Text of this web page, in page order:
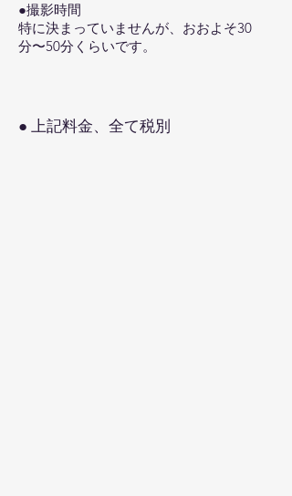
●撮影時間
​特に決まっていませんが、おおよそ30
分〜50分くらいです。
● 上記料金、全て税別